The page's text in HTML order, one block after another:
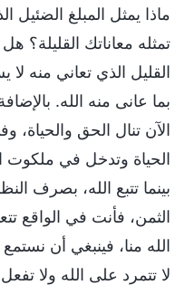
ماذا يمثل المبلغ الضئيل
تمثله معاناتك القليلة؟
القليل الذي تعاني منه
بما عانى منه الله.
الآن تنال الحق
الحياة وتدخل في ملكوت
بينما تتبع الله، بصرف
الثمن، فأنت في الواقع
الله منا، فينبغي أن
لا تتمرد على الله ولا